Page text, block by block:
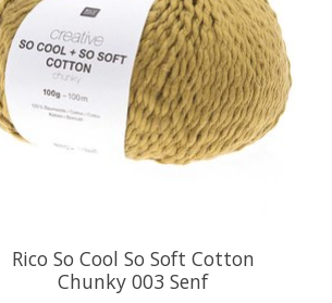
Rico So Cool So Soft Cotton
Chunky 003 Senf